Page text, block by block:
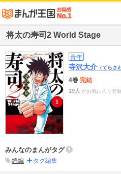
将太の寿司2 World Stage
青年
寺沢大介 （てらさ
4巻 完結
19人 がお気に入り登
みんなのまんがタグ
続編 タグ編集